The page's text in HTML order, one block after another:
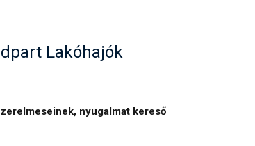
Lakóhajók
nyugalmat kereső